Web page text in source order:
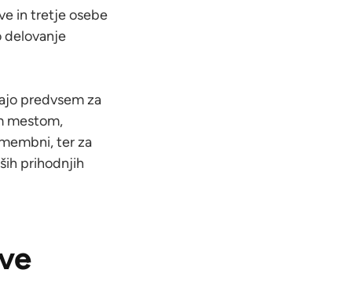
in tretje osebe
delovanje
predvsem za
mestom,
ter za
prihodnjih